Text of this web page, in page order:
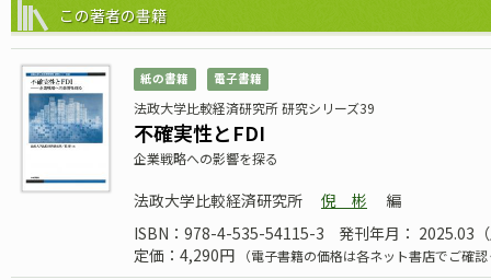
この著者の書籍
紙の書籍 電子書籍
法政大学比較経済研究所 研究シリーズ39
不確実性とFDI
企業戦略への影響を探る
法政大学比較経済研究所 倪 彬
編
ISBN：978-4-535-54115-3
発刊年月： 2025.03
定価：4,290円
（電子書籍の価格は各ネット書店でご確